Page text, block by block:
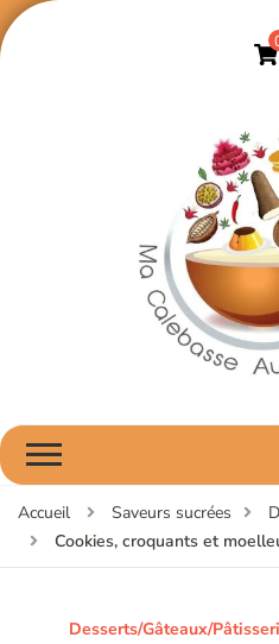
Ma
Mille
Accueil Saveurs sucrées
Cookies, croquants et
Desserts/Gâteaux/